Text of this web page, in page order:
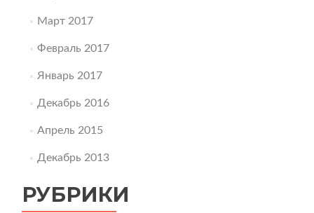
Март 2017
Февраль 2017
Январь 2017
Декабрь 2016
Апрель 2015
Декабрь 2013
РУБРИКИ